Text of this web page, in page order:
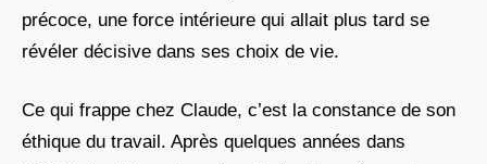
précoce, une force intérieure qui allait plus tard se
révéler décisive dans ses choix de vie.
Ce qui frappe chez Claude, c’est la constance de son
éthique du travail. Après quelques années dans